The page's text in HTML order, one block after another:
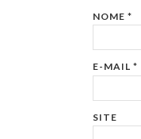
NOME *
E-MAIL *
SITE